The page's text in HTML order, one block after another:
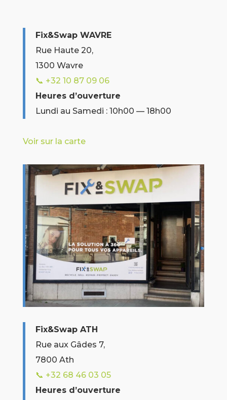
Fix&Swap WAVRE
Rue Haute 20,
1300 Wavre
📞 +32 10 87 09 06
Heures d’ouverture
Lundi au Samedi : 10h00 — 18h00
Voir sur la carte
Fix&Swap ATH
Rue aux Gâdes 7,
7800 Ath
📞 +32 68 46 03 05
Heures d’ouverture